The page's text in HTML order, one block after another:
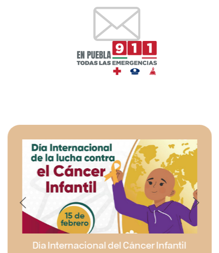
Día internacional del Migrante